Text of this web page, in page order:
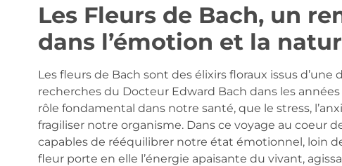
Les Fleurs de Bach, un
dans l’émotion et la
Les fleurs de Bach sont des élixirs floraux issus
recherches du Docteur Edward Bach dans les
rôle fondamental dans notre santé, que le stress,
fragiliser notre organisme. Dans ce voyage au coeur
capables de rééquilibrer notre état émotionnel, loin
fleur porte en elle l’énergie apaisante du vivant,